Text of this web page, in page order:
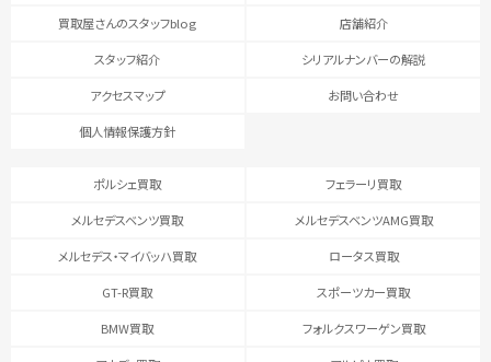
買取屋さんのスタッフblog 店舗紹介
スタッフ紹介 シリアルナンバーの解説
アクセスマップ お問い合わせ
個人情報保護方針
ポルシェ買取 フェラーリ買取
メルセデスベンツ買取 メルセデスベンツAMG買取
メルセデス・マイバッハ買取 ロータス買取
GT-R買取 スポーツカー買取
BMW買取 フォルクスワーゲン買取